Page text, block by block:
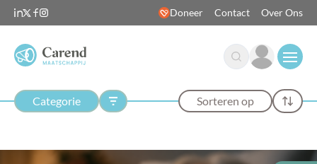
Doneer Contact Over Ons
Categorie Sorteren op